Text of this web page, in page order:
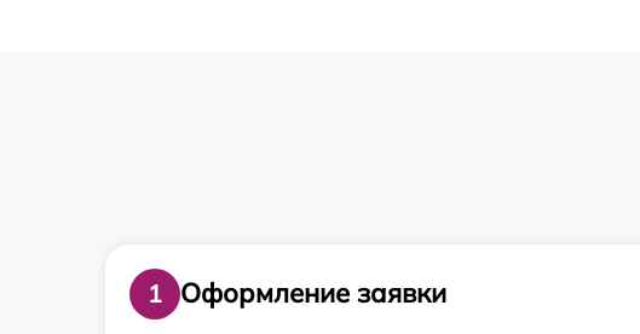
1
Оформление заявки